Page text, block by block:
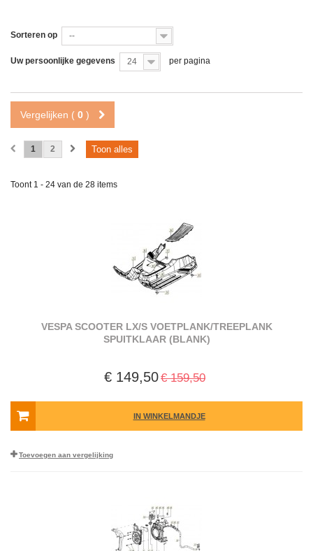
Sorteren op --
Uw persoonlijke gegevens 24 per pagina
Vergelijken ( 0 )
Toon alles
1 2
Toont 1 - 24 van de 28 items
VESPA SCOOTER LX/S VOETPLANK/TREEPLANK
SPUITKLAAR (BLANK)
€ 149,50€ 159,50
IN WINKELMANDJE
Toevoegen aan vergelijking